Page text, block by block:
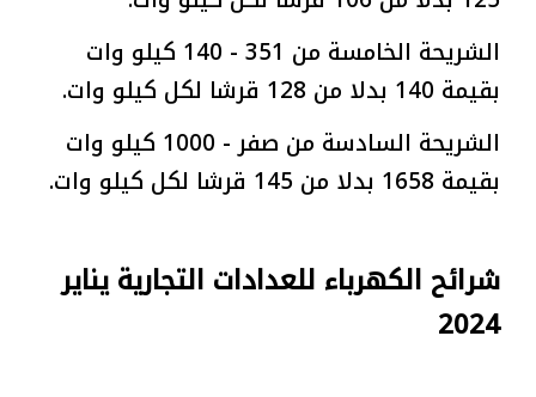
الشريحة الخامسة من 351 - 140 كيلو وات
بقيمة 140 بدلا من 128 قرشا لكل كيلو وات.
الشريحة السادسة من صفر - 1000 كيلو وات
بقيمة 1658 بدلا من 145 قرشا لكل كيلو وات.
شرائح الكهرباء للعدادات التجارية يناير
2024